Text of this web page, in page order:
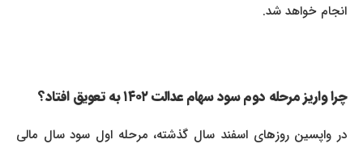
انجام خواهد شد.
چرا واریز مرحله دوم سود سهام عدالت ۱۴۰۲ به تعویق افتاد؟
در واپسین روزهای اسفند سال گذشته، مرحله اول سود سال مالی